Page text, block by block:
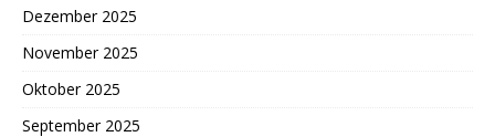
Dezember 2025
November 2025
Oktober 2025
September 2025